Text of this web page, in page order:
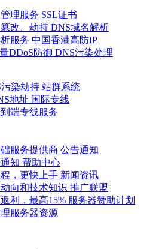
理服务 SSL证书
改、劫持 DNS域名解析
服务 中国香港高防IP
DDoS防御 DNS污染处理
染劫持 站群系统
地址 国际专线
端专线服务
服务提供商 公告通知
知 帮助中心
，更快上手 新闻资讯
向和技术知识 推广联盟
利，最高15% 服务器赞助计划
服务器资源